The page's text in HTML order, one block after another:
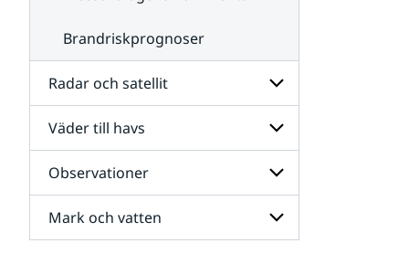
Brandriskprognoser
Radar och satellit
Undersidor
för
Radar
och
satellit
Väder till havs
Undersidor
för
Väder
till
havs
Observationer
Undersidor
för
Mark och vatten